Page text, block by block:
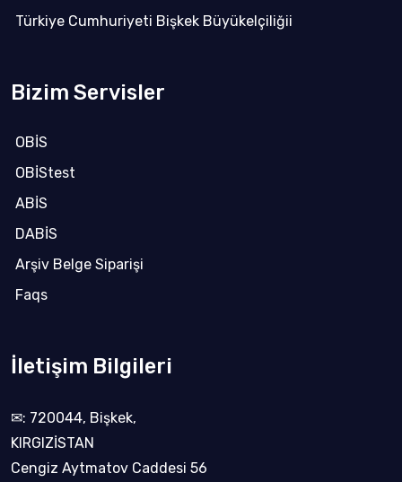
Türkiye Cumhuriyeti Bişkek Büyükelçiliğii
Bizim Servisler
OBİS
OBİStest
ABİS
DABİS
Arşiv Belge Siparişi
Faqs
İletişim Bilgileri
✉: 720044, Bişkek,
KIRGIZİSTAN
Cengiz Aytmatov Caddesi 56